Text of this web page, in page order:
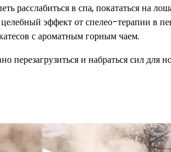
расслабиться в спа, покататься на
эффект от спелео-терапии в
с ароматным горным чаем.
перезагрузиться и набраться сил для